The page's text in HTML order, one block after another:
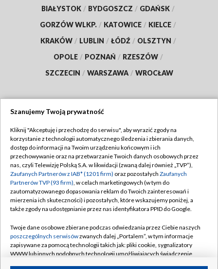
BIAŁYSTOK / BYDGOSZCZ / GDAŃSK /
GORZÓW WLKP. / KATOWICE / KIELCE /
KRAKÓW / LUBLIN / ŁÓDŹ / OLSZTYN /
OPOLE / POZNAŃ / RZESZÓW /
SZCZECIN / WARSZAWA / WROCŁAW
TVP
Abonament TVP
Emisja w TVP
Centrum informacji TVP
Naziemna Telewizja Cyfrowa
Rada Programowa
System NOS
Informacje o nadawcy
Regulamin TVP
Polityka prywatności
Moje zgody
Pomoc
Kontakt
Szanujemy Twoją prywatność
Kliknij "Akceptuję i przechodzę do serwisu", aby wyrazić zgody na
korzystanie z technologii automatycznego śledzenia i zbierania danych,
dostęp do informacji na Twoim urządzeniu końcowym i ich
przechowywanie oraz na przetwarzanie Twoich danych osobowych przez
nas, czyli Telewizję Polską S.A. w likwidacji (zwaną dalej również „TVP”),
Zaufanych Partnerów z IAB* (1201 firm) oraz pozostałych Zaufanych
Partnerów TVP (93 firm), w celach marketingowych (w tym do
zautomatyzowanego dopasowania reklam do Twoich zainteresowań i
mierzenia ich skuteczności) i pozostałych, które wskazujemy poniżej, a
także zgody na udostępnianie przez nas identyfikatora PPID do Google.
Twoje dane osobowe zbierane podczas odwiedzania przez Ciebie naszych
poszczególnych serwisówzwanych dalej „Portalem”, w tym informacje
zapisywane za pomocą technologii takich jak: pliki cookie, sygnalizatory
WWW lub innych podobnych technologii umożliwiających świadczenie